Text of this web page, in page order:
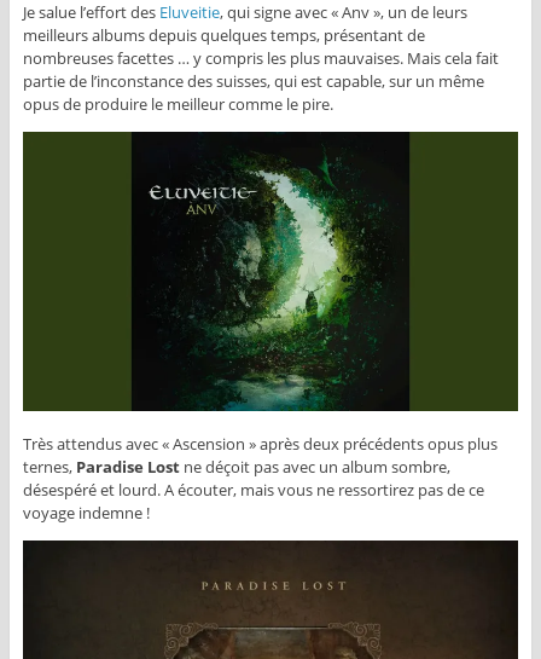
Je salue l’effort desEluveitie, qui signe avec « Anv », un de leurs
meilleurs albums depuis quelques temps, présentant de
nombreuses facettes … y compris les plus mauvaises. Mais cela fait
partie de l’inconstance des suisses, qui est capable, sur un même
opus de produire le meilleur comme le pire.
Très attendus avec « Ascension » après deux précédents opus plus
ternes, Paradise Lostne déçoit pas avec un album sombre,
désespéré et lourd. A écouter, mais vous ne ressortirez pas de ce
voyage indemne !